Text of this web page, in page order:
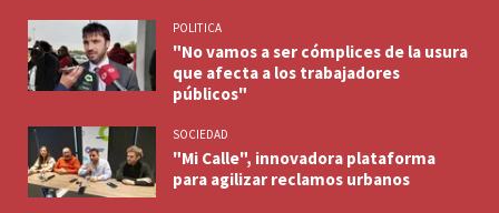
POLITICA
"No vamos a ser cómplices de la usura
que afecta a los trabajadores
públicos"
SOCIEDAD
"Mi Calle", innovadora plataforma
para agilizar reclamos urbanos